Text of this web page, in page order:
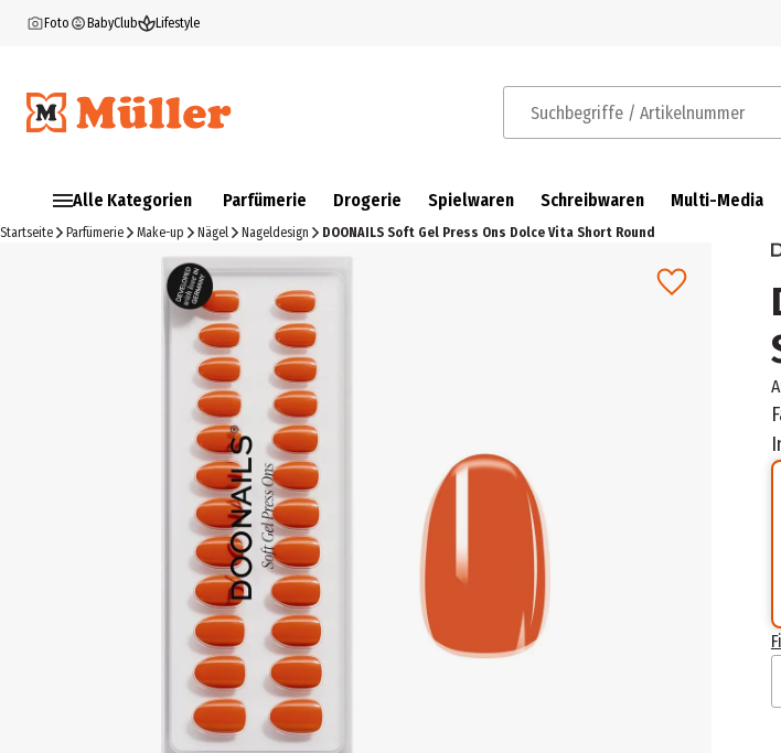
Foto BabyClub Lifestyle
Suchbegriffe / Artikelnummer
Alle Kategorien Parfümerie Drogerie Spielwaren Schreibwaren Multi-Media
Startseite Parfümerie Make-up Nägel Nageldesign DOONAILS Soft Gel Press Ons Dolce Vita Short Round